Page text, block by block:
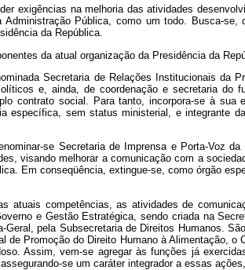
exigências na melhoria das atividades
Pública, como um todo. Busca-
da República.
da atual organização da Presidência da
Secretaria de Relações Institucionais da
e, ainda, de coordenação e secretaria do
contrato social. Para tanto, incorpora-se à
sem status ministerial, e integrante
se Secretaria de Imprensa e Porta-Voz
visando melhorar a comunicação com a
Em conseqüência, extingue-se, como órgão
atuais competências, as atividades de
e Gestão Estratégica, sendo criada na
pela Subsecretaria de Direitos Humanos.
Promoção do Direito Humano à Alimentação,
Assim, vem-se agregar às funções já
se um caráter integrador a essas